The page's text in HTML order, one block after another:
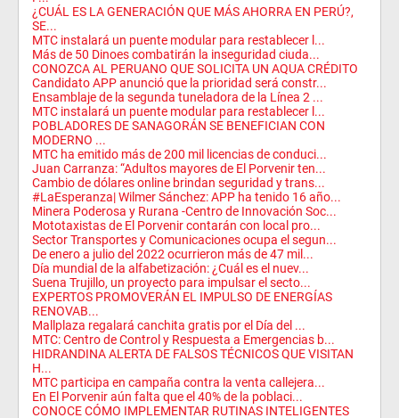
¿CUÁL ES LA GENERACIÓN QUE MÁS AHORRA EN PERÚ?,
SE...
MTC instalará un puente modular para restablecer l...
Más de 50 Dinoes combatirán la inseguridad ciuda...
CONOZCA AL PERUANO QUE SOLICITA UN AQUA CRÉDITO
Candidato APP anunció que la prioridad será constr...
Ensamblaje de la segunda tuneladora de la Línea 2 ...
MTC instalará un puente modular para restablecer l...
POBLADORES DE SANAGORÁN SE BENEFICIAN CON
MODERNO ...
MTC ha emitido más de 200 mil licencias de conduci...
Juan Carranza: “Adultos mayores de El Porvenir ten...
Cambio de dólares online brindan seguridad y trans...
#LaEsperanza| Wilmer Sánchez: APP ha tenido 16 año...
Minera Poderosa y Rurana -Centro de Innovación Soc...
Mototaxistas de El Porvenir contarán con local pro...
Sector Transportes y Comunicaciones ocupa el segun...
De enero a julio del 2022 ocurrieron más de 47 mil...
Día mundial de la alfabetización: ¿Cuál es el nuev...
Suena Trujillo, un proyecto para impulsar el secto...
EXPERTOS PROMOVERÁN EL IMPULSO DE ENERGÍAS
RENOVAB...
Mallplaza regalará canchita gratis por el Día del ...
MTC: Centro de Control y Respuesta a Emergencias b...
HIDRANDINA ALERTA DE FALSOS TÉCNICOS QUE VISITAN
H...
MTC participa en campaña contra la venta callejera...
En El Porvenir aún falta que el 40% de la poblaci...
CONOCE CÓMO IMPLEMENTAR RUTINAS INTELIGENTES